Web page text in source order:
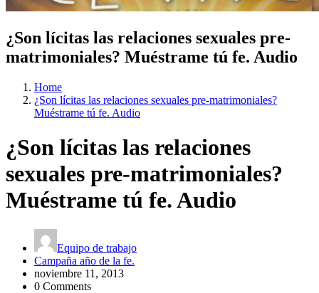
¿Son lícitas las relaciones sexuales pre-
matrimoniales? Muéstrame tú fe. Audio
Home
¿Son lícitas las relaciones sexuales pre-matrimoniales?
Muéstrame tú fe. Audio
¿Son lícitas las relaciones
sexuales pre-matrimoniales?
Muéstrame tú fe. Audio
Equipo de trabajo
Campaña año de la fe.
noviembre 11, 2013
0 Comments